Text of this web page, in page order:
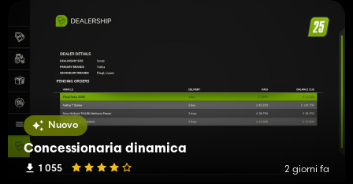
Nuovo
Concessionaria dinamica
1 055 2 giorni fa